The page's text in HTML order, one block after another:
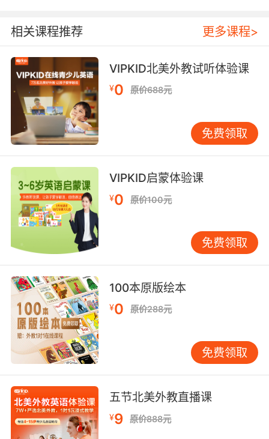
一支舞
7. alright, alright, homework done, pyjamas
on, teeth brushed, time for bed.
好了 好了 作业做完了 睡衣穿上了 牙也刷了 该睡
觉了
8. Yeah, I know, well on transformation nights,
it's alright, alright? I'm getting stressed out.
我知道 但在变形之夜 没什么大不了的 好吗 我现
在压力很大
9. alright, so what I want you to do is get a
team together, alright, and let's go back over
好 我要你集合个小队 我们现在回去沿海岸搜索
10. I'm not doing this again, alright? I refuse.
我不要再来一次 我拒绝
相关课程推荐 更多课程>
VIPKID北美外教试听体验课
¥0 原价688元
免费领取
VIPKID启蒙体验课
¥0 原价100元
免费领取
100本原版绘本
¥0 原价288元
免费领取
五节北美外教直播课
¥9 原价888元